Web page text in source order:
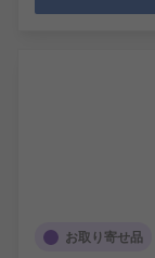
お取り寄せ品